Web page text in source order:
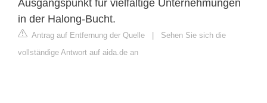
Ausgangspunkt für vielfältige Unternehmungen
in der Halong-Bucht.
Antrag auf Entfernung der Quelle | Sehen Sie sich die
vollständige Antwort auf aida.de an